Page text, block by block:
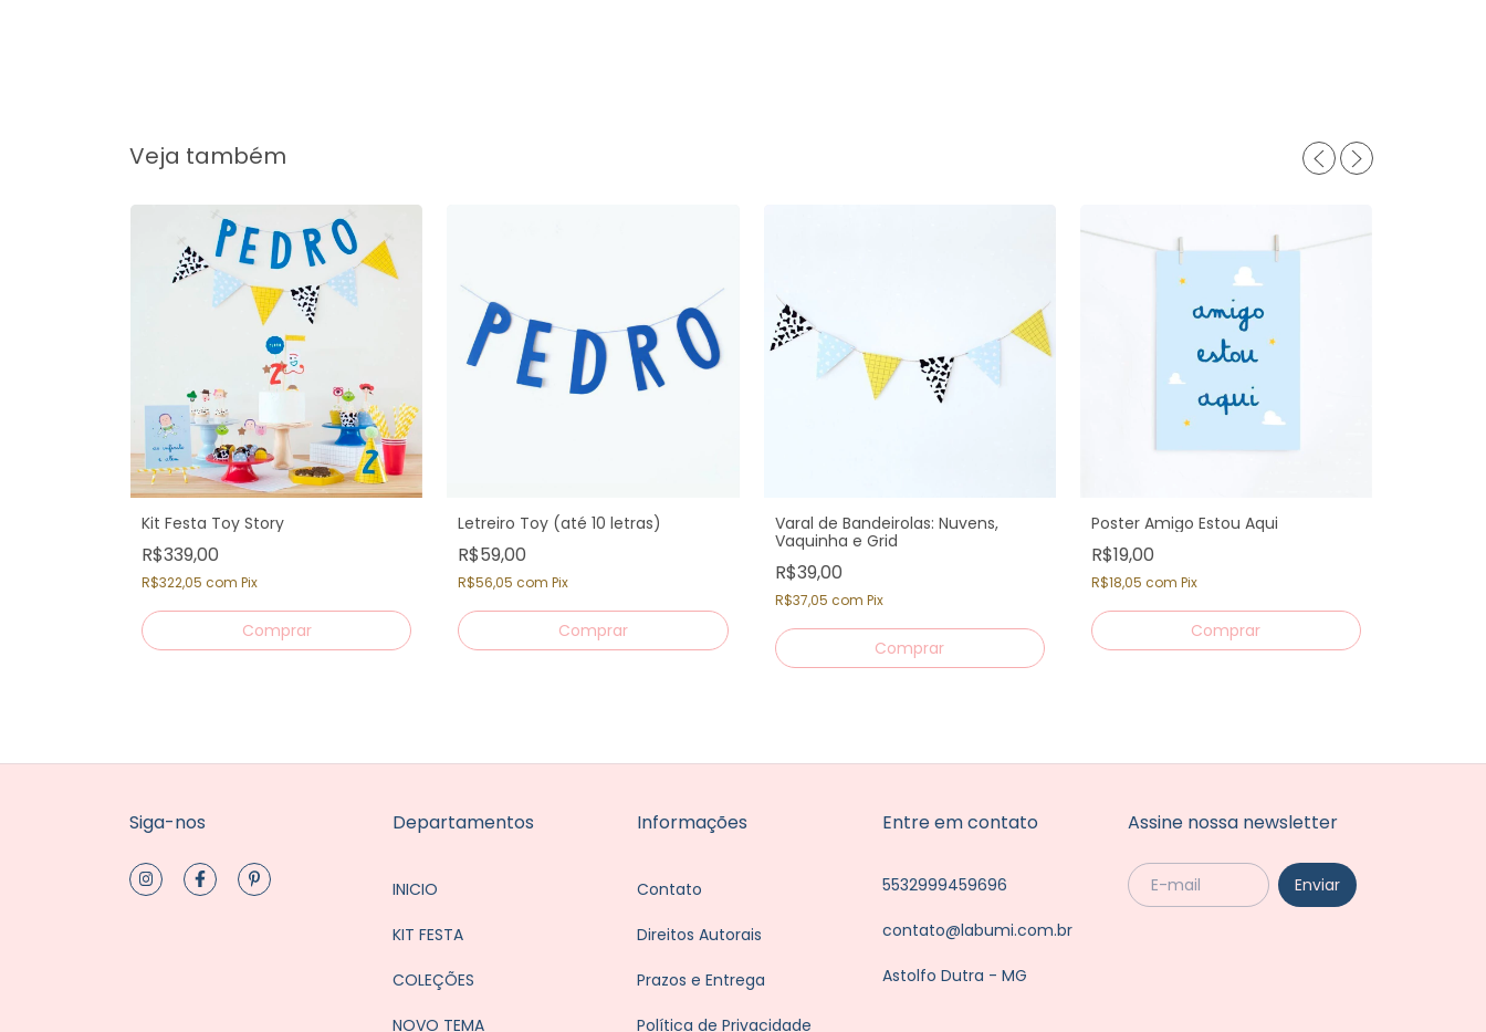
Veja também
Kit Festa Toy Story
R$339,00
R$322,05 com Pix
Letreiro Toy (até 10 letras)
R$59,00
R$56,05com Pix
Comprar
Varal de Bandeirolas: Nuvens,
Vaquinha e Grid
R$39,00
R$37,05 com Pix
Poster Amigo Estou Aqui
R$19,00
R$18,05 com Pix
Siga-nos Departamentos
INICIO
KIT FESTA
COLEÇÕES
NOVO TEMA
Informações
Contato
Direitos Autorais
Prazos e Entrega
Política de Privacidade
Entre em contato
5532999459696
contato@labumi.com.br
Astolfo Dutra - MG
Assine nossa newsletter